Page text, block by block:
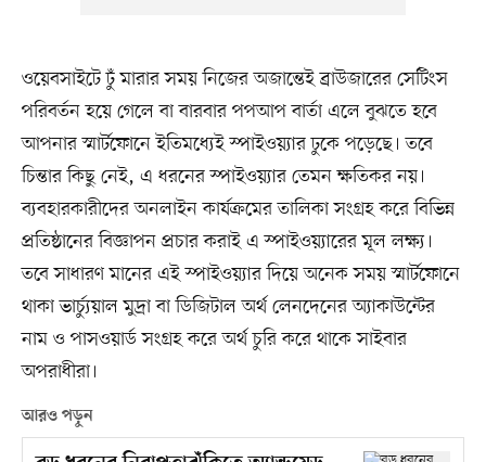
ওয়েবসাইটে ঢুঁ মারার সময় নিজের অজান্তেই ব্রাউজারের সেটিংস
পরিবর্তন হয়ে গেলে বা বারবার পপআপ বার্তা এলে বুঝতে হবে
আপনার স্মার্টফোনে ইতিমধ্যেই স্পাইওয়্যার ঢুকে পড়েছে। তবে
চিন্তার কিছু নেই, এ ধরনের স্পাইওয়্যার তেমন ক্ষতিকর নয়।
ব্যবহারকারীদের অনলাইন কার্যক্রমের তালিকা সংগ্রহ করে বিভিন্ন
প্রতিষ্ঠানের বিজ্ঞাপন প্রচার করাই এ স্পাইওয়্যারের মূল লক্ষ্য।
তবে সাধারণ মানের এই স্পাইওয়্যার দিয়ে অনেক সময় স্মার্টফোনে
থাকা ভার্চ্যুয়াল মুদ্রা বা ডিজিটাল অর্থ লেনদেনের অ্যাকাউন্টের
নাম ও পাসওয়ার্ড সংগ্রহ করে অর্থ চুরি করে থাকে সাইবার
অপরাধীরা।
আরও পড়ুন